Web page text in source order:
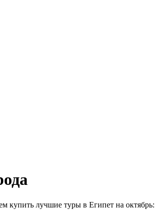
лучшие туры в Египет на